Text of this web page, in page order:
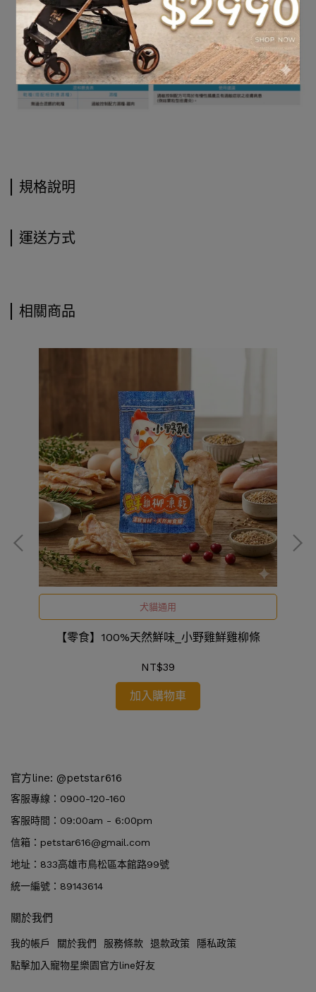
規格說明
運送方式
相關商品
犬貓通用
【零食】100%天然鮮味_小野雞鮮雞柳條
NT$39
加入購物車
官方line: @petstar616
客服專線：0900-120-160
客服時間：09:00am - 6:00pm
信箱：petstar616@gmail.com
地址：833高雄市鳥松區本館路99號
統一編號：89143614
關於我們
我的帳戶 關於我們 服務條款 退款政策
隱私政策
點擊加入寵物星樂園官方line好友